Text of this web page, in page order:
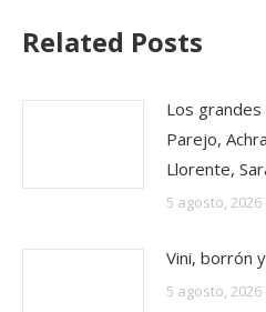
Related Posts
Los
Parejo,
Llorente,
5 agosto, 2026
Vini, borrón
5 agosto, 2026